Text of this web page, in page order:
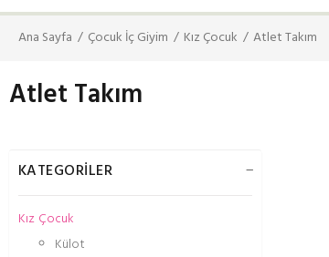
Ana Sayfa Çocuk İç Giyim Kız Çocuk Atlet Takım
Atlet Takım
KATEGORİLER
Kız Çocuk
Külot